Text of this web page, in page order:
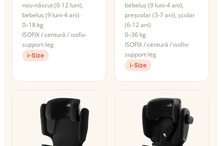
nou-născut (0-12 luni),
bebeluș (9 luni-4 ani)
0–18 kg
ISOFIX / centură / isofix-
support-leg
i-Size
bebeluș (9 luni-4 ani),
preșcolar (3-7 ani), școlar
(6-12 ani)
0–36 kg
ISOFIX / centură / isofix-
support-leg
i-Size